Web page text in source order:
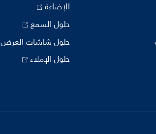
الإضاءة
حلول السمع
حلول شاشات العرض
حلول الإملاء